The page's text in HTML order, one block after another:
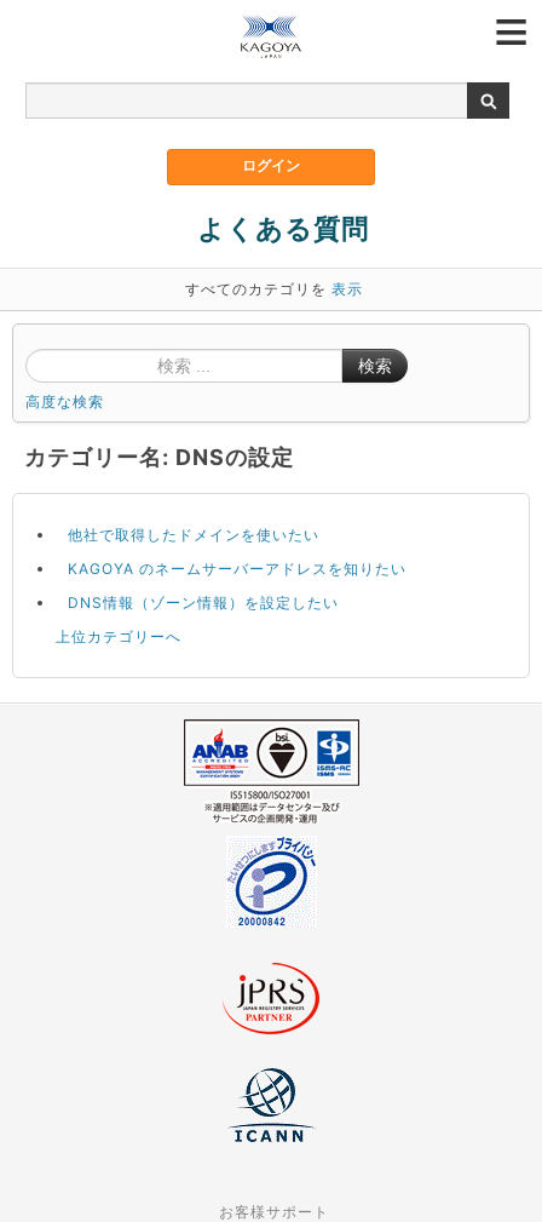
よくある質問
すべてのカテゴリを 表示
検索
高度な検索
カテゴリー名: DNSの設定
他社で取得したドメインを使いたい
KAGOYA のネームサーバーアドレスを知りたい
DNS情報（ゾーン情報）を設定したい
上位カテゴリーへ
お客様サポート